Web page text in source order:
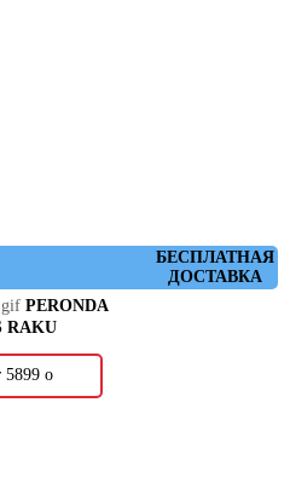
БЕСПЛАТНАЯ
ДОСТАВКА
PERONDA
RAKU
5899 о